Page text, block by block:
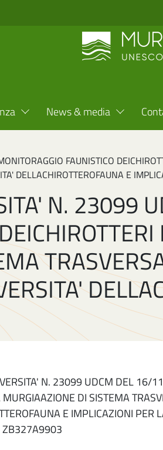
News & media
FAUNISTICO
DELLACHIROTTEROFAUNA E
N. 23099
N. 23099 UDCM DEL 16/
DI SISTEMA
E IMPLICAZIONI